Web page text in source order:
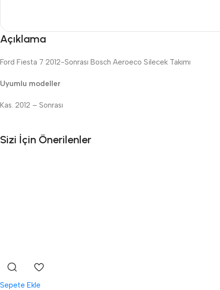
Açıklama
Ford Fiesta 7 2012-Sonrası Bosch Aeroeco Silecek Takımı
Uyumlu modeller
Kas. 2012 – Sonrası
Sizi İçin Önerilenler
Sepete Ekle